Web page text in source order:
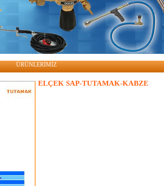
ÜRÜNLERİMİZ
ELÇEK SAP-TUTAMAK-KABZE